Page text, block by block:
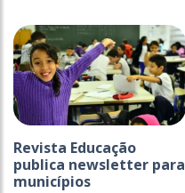
Revista Educação
publica newsletter para
municípios